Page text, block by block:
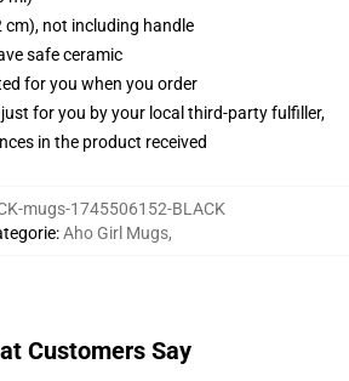
cm), not including handle
safe ceramic
for you when you order
for you by your local third-party fulfiller,
in the product received
mugs-1745506152-BLACK
:Aho Girl Mugs,
Customers Say